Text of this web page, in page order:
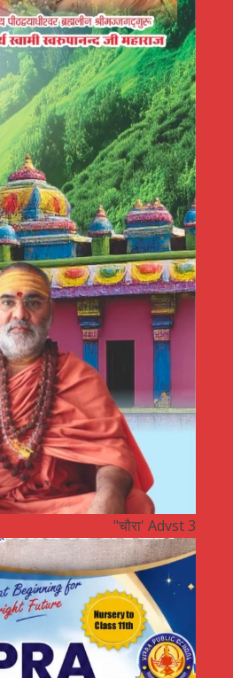
"चौरा' Advst 3